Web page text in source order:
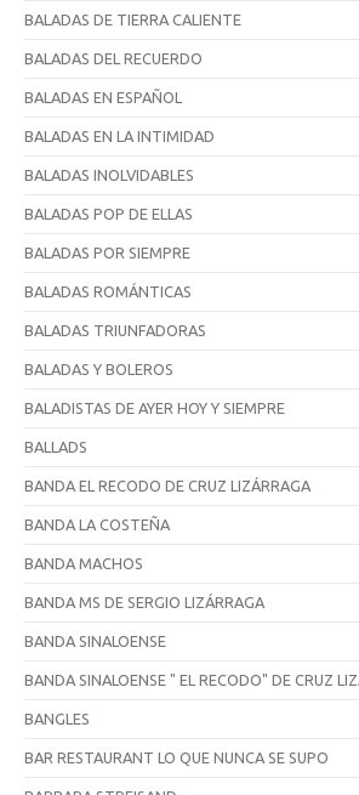
BALADAS DE TIERRA CALIENTE
BALADAS DEL RECUERDO
BALADAS EN ESPAÑOL
BALADAS EN LA INTIMIDAD
BALADAS INOLVIDABLES
BALADAS POP DE ELLAS
BALADAS POR SIEMPRE
BALADAS ROMÁNTICAS
BALADAS TRIUNFADORAS
BALADAS Y BOLEROS
BALADISTAS DE AYER HOY Y SIEMPRE
BALLADS
BANDA EL RECODO DE CRUZ LIZÁRRAGA
BANDA LA COSTEÑA
BANDA MACHOS
BANDA MS DE SERGIO LIZÁRRAGA
BANDA SINALOENSE
BANDA SINALOENSE " EL RECODO" DE CRUZ
BANGLES
BAR RESTAURANT LO QUE NUNCA SE SUPO